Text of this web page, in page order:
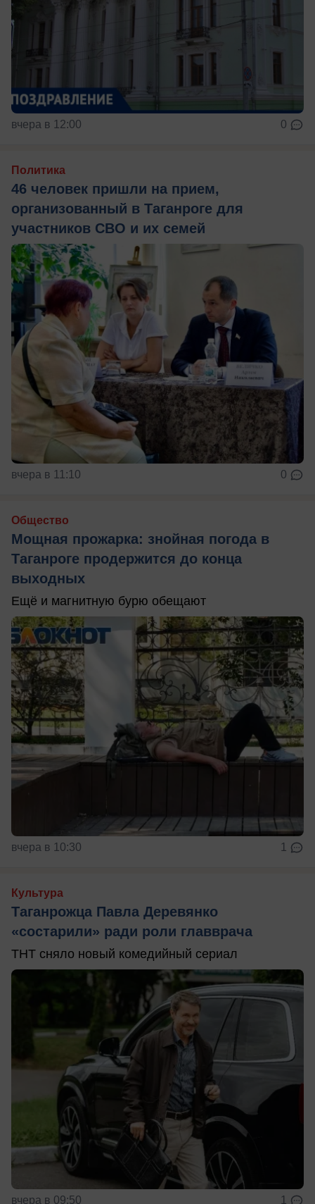
вчера в 12:00 0
Политика
46 человек пришли на прием,
организованный в Таганроге для
участников СВО и их семей
вчера в 11:10 0
Общество
Мощная прожарка: знойная погода в
Таганроге продержится до конца
выходных
Ещё и магнитную бурю обещают
вчера в 10:30 1
Культура
Таганрожца Павла Деревянко
«состарили» ради роли главврача
ТНТ сняло новый комедийный сериал
вчера в 09:50 1